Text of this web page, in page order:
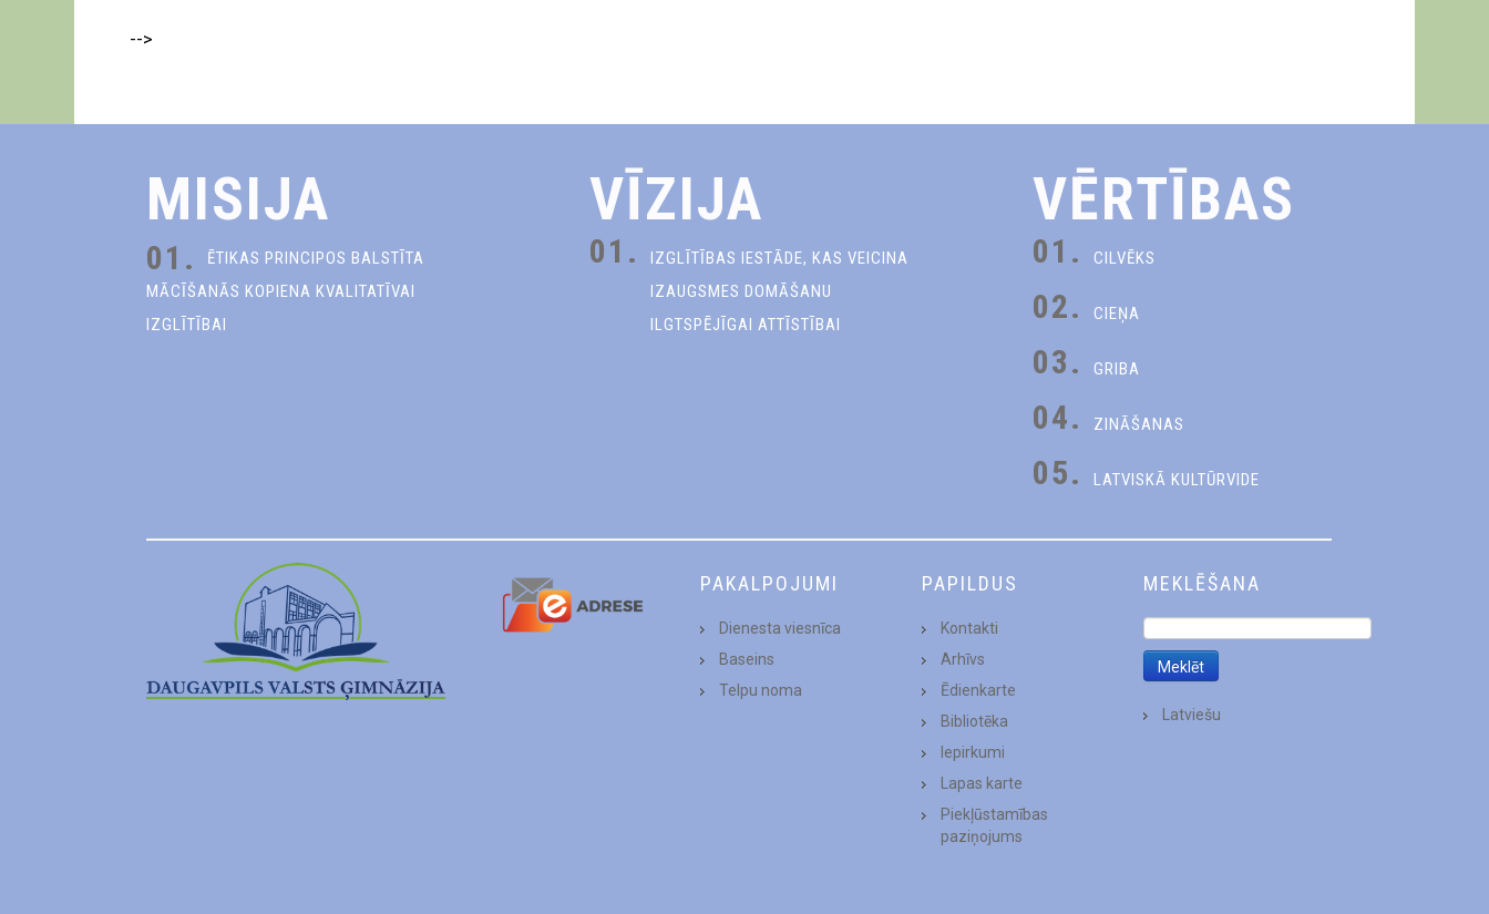
-->
MISIJA
01.
ĒTIKAS PRINCIPOS BALSTĪTA
MĀCĪŠANĀS KOPIENA KVALITATĪVAI
IZGLĪTĪBAI
VĪZIJA
01.
IZGLĪTĪBAS IESTĀDE, KAS VEICINA
IZAUGSMES DOMĀŠANU
ILGTSPĒJĪGAI ATTĪSTĪBAI
VĒRTĪBAS
01. CILVĒKS
02. CIEŅA
03. GRIBA
04. ZINĀŠANAS
05. LATVISKĀ KULTŪRVIDE
PAKALPOJUMI
Dienesta viesnīca
Baseins
Telpu noma
PAPILDUS
Kontakti
Arhīvs
Ēdienkarte
Bibliotēka
Iepirkumi
Lapas karte
Piekļūstamības
paziņojums
MEKLĒŠANA
Latviešu